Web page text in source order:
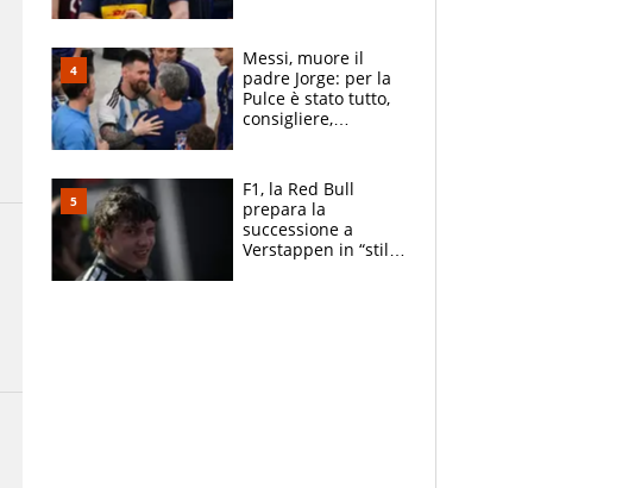
Messi, muore il
padre Jorge: per la
Pulce è stato tutto,
consigliere,
F1, la Red Bull
prepara la
successione a
Verstappen in “stile